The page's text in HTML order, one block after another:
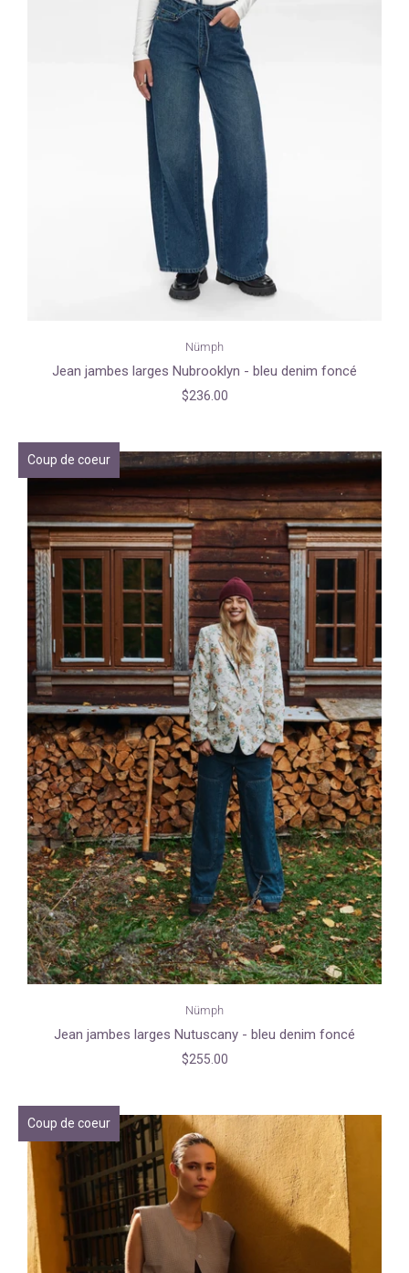
Nümph
Jean jambes larges Nubrooklyn - bleu denim foncé
$236.00
Coup de coeur
Nümph
Jean jambes larges Nutuscany - bleu denim foncé
$255.00
Coup de coeur